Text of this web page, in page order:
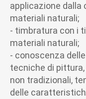
applicazione dalla
materiali naturali;
- timbratura con i
materiali naturali;
- conoscenza
tecniche di
non tradizionali,
delle